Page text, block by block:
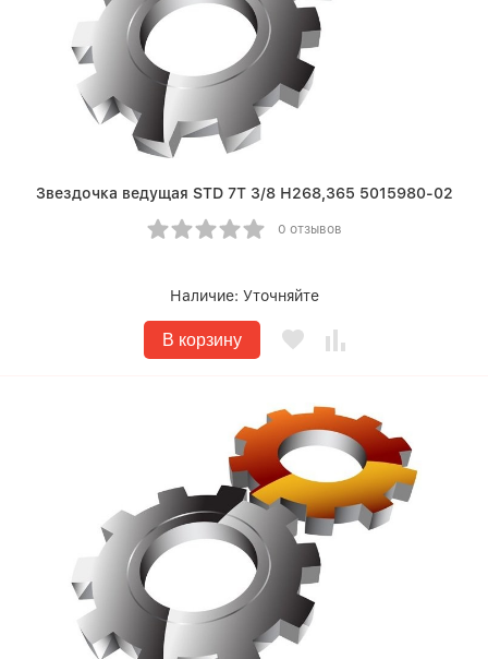
Звездочка ведущая STD 7Т 3/8 Н268,365 5015980-02
0 отзывов
Наличие: Уточняйте
В корзину